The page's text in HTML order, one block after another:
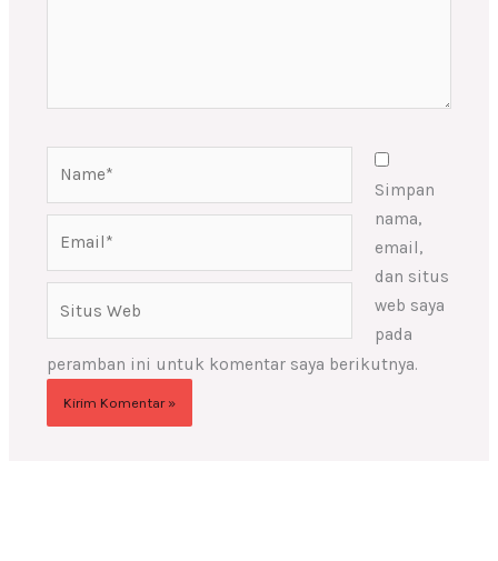
Simpan
nama,
email,
dan situs
web saya
pada
peramban ini untuk komentar saya berikutnya.